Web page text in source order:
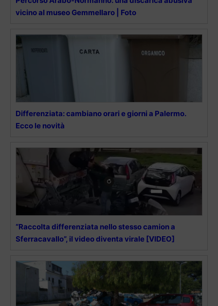
vicino al museo Gemmellaro | Foto
Differenziata: cambiano orari e giorni a Palermo.
Ecco le novità
“Raccolta differenziata nello stesso camion a
Sferracavallo”, il video diventa virale [VIDEO]